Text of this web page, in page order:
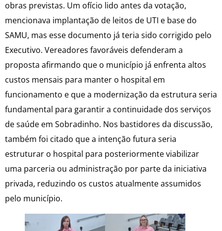
obras previstas. Um ofício lido antes da votação,
mencionava implantação de leitos de UTI e base do
SAMU, mas esse documento já teria sido corrigido pelo
Executivo. Vereadores favoráveis defenderam a
proposta afirmando que o município já enfrenta altos
custos mensais para manter o hospital em
funcionamento e que a modernização da estrutura seria
fundamental para garantir a continuidade dos serviços
de saúde em Sobradinho. Nos bastidores da discussão,
também foi citado que a intenção futura seria
estruturar o hospital para posteriormente viabilizar
uma parceria ou administração por parte da iniciativa
privada, reduzindo os custos atualmente assumidos
pelo município.